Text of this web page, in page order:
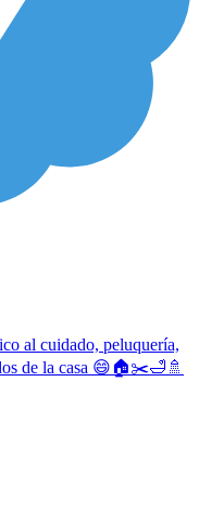
al cuidado, peluquería,
de la casa 😄🏠✂️🛁🚿